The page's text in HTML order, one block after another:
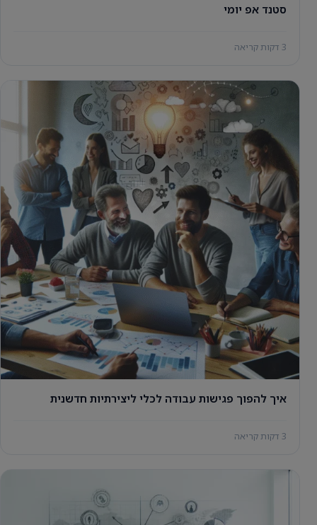
סטנד אפ יומי
3 דקות קריאה
איך להפוך פגישות עבודה לכלי ליצירתיות חדשנית
3 דקות קריאה